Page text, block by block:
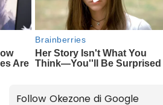
Follow Okezone di Google